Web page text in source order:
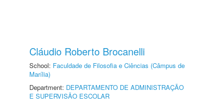
Cláudio Roberto Brocanelli
School: Faculdade de Filosofia e Ciências (Câmpus de
Marília)
Department: DEPARTAMENTO DE ADMINISTRAÇÃO
E SUPERVISÃO ESCOLAR